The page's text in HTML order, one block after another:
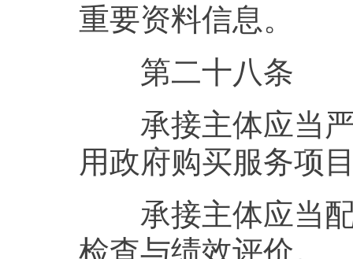
重要资料信息。
第二十八条
承接主体应当严
用政府购买服务项
承接主体应当配
检查与绩效评价。